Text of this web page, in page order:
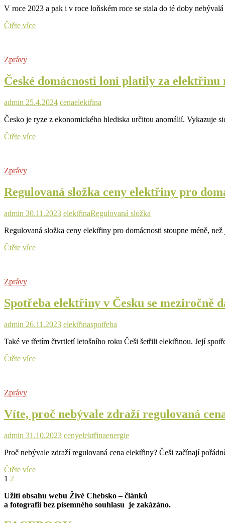
V roce 2023 a pak i v roce loňském roce se stala do té doby
Čtěte víceLukáš
platí
za
více,
je
nebývalá
Zprávy
České domácnosti loni platily za
admin 25.4.2024 cenaelektřina
Česko je ryze z ekonomického hlediska určitou anomálií. Vykazuje
Čtěte víceČeské
nejvíce
v
přestože
Česko
vyvezlo
nejvíce
Zprávy
Regulovaná složka ceny elektřiny pro
admin 30.11.2023 elektřinaRegulovaná složka
Regulovaná složka ceny elektřiny pro domácnosti stoupne méně,
Čtěte víceRegulovaná
stoupne
méně,
jak
zněl
původní
Zprávy
Spotřeba elektřiny v Česku se meziročně
admin 26.11.2023 elektřinaspotřeba
Také ve třetím čtvrtletí letošního roku Češi šetřili elektřinou. Její
Čtěte víceSpotřeba
dál
snižovala,
u
domácností
Zprávy
Víte, proč nebývale zdraží regulovaná
admin 31.10.2023 cenyelektřinaenergie
Proč nebývale zdraží regulovaná cena elektřiny? Češi začínají
Čtěte víceVíte,
zdraží
regulovaná
Stránkování
příspěvků
Page
1 Page
2
Užití obsahu webu Živé Chebsko – článků
a fotografií bez písemného souhlasu je zakázáno.